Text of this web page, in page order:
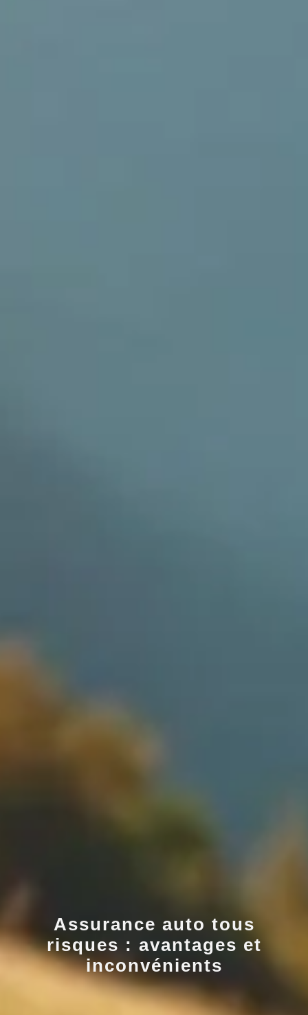
Assurance auto tous
risques : avantages et
inconvénients